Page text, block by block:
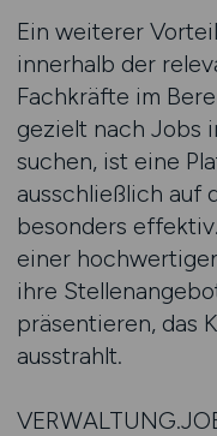
Ein weiterer
innerhalb der
Fachkräfte im
gezielt nach Jobs
suchen, ist eine
ausschließlich auf
besonders
einer
ihre
präsentieren, das
ausstrahlt.